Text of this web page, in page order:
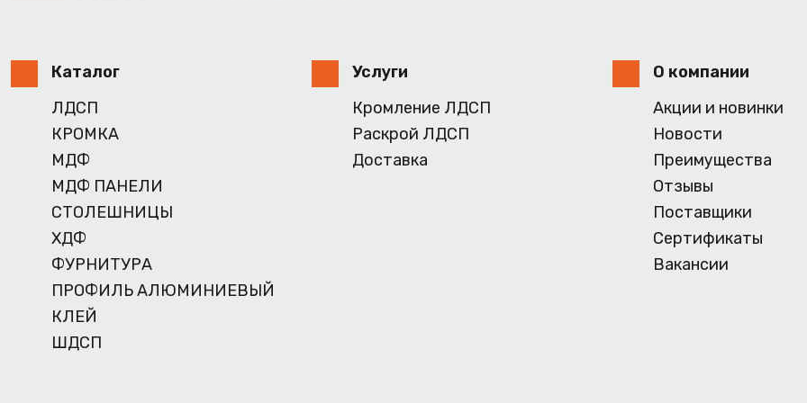
Каталог
ЛДСП
КРОМКА
МДФ
МДФ ПАНЕЛИ
СТОЛЕШНИЦЫ
ХДФ
ФУРНИТУРА
ПРОФИЛЬ АЛЮМИНИЕВЫЙ
КЛЕЙ
ШДСП
Услуги
Кромление ЛДСП
Раскрой ЛДСП
Доставка
О компании
Акции и новинки
Новости
Преимущества
Отзывы
Поставщики
Сертификаты
Вакансии